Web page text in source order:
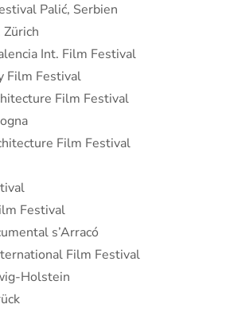
Palić, Serbien
Int. Film Festival
Film Festival
Film Festival
Film Festival
Festival
s’Arracó
Film Festival
Holstein